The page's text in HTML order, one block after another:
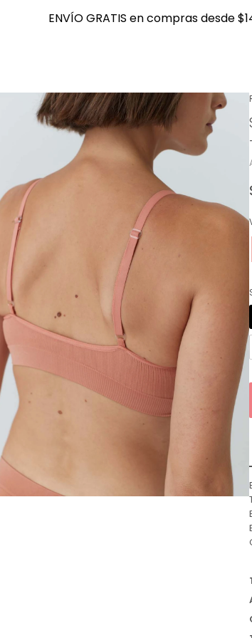
ENVÍO GRATIS en compras desde
ENVÍO GRATIS en compras desde
NOTIFICARME